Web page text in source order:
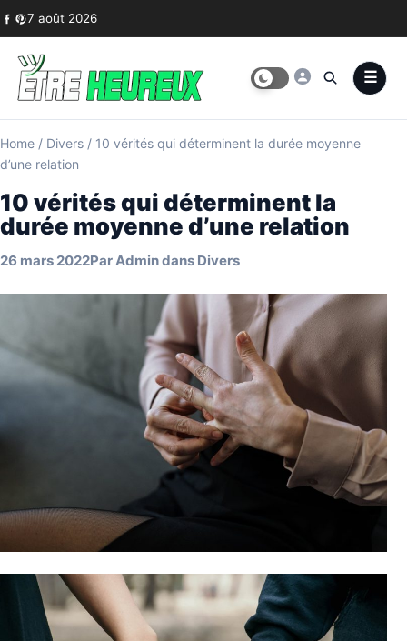
Skip to content
7 août 2026
Home / Divers / 10 vérités qui déterminent la durée moyenne
d’une relation
10 vérités qui déterminent la
durée moyenne d’une relation
26 mars 2022ParAdmindans Divers